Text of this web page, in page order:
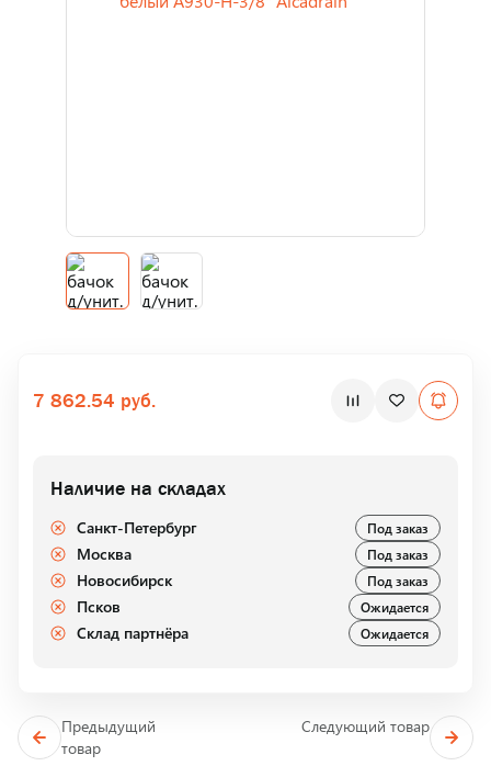
7 862.54 руб.
Наличие на складах
Санкт-Петербург Под заказ
Москва Под заказ
Новосибирск Под заказ
Псков Ожидается
Склад партнёра Ожидается
Предыдущий
товар
Следующий товар